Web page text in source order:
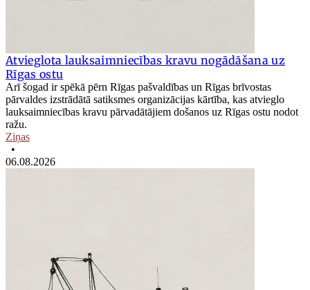
Atvieglota lauksaimniecības kravu nogādāšana uz
Rīgas ostu
Arī šogad ir spēkā pērn Rīgas pašvaldības un Rīgas brīvostas
pārvaldes izstrādātā satiksmes organizācijas kārtība, kas atvieglo
lauksaimniecības kravu pārvadātājiem došanos uz Rīgas ostu nodot
ražu.
Ziņas
•
06.08.2026